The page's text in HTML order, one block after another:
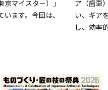
マイスター）」
ます。今回は、
ア（歯車
い、ギア
し、効率